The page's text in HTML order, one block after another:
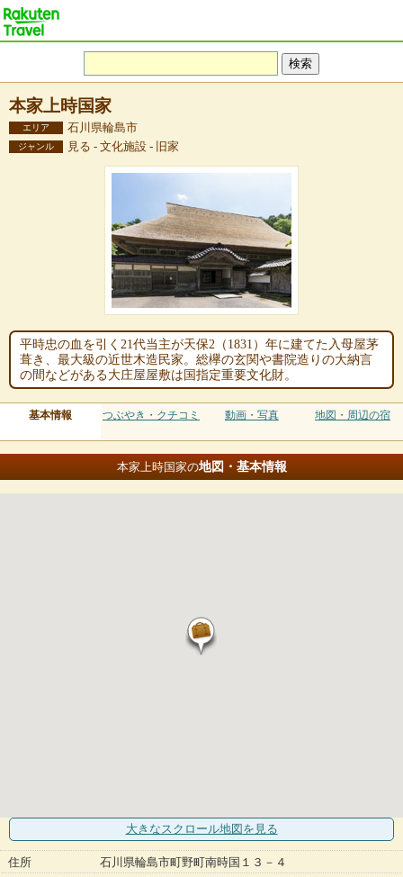
本家上時国家
エリア 石川県輪島市
ジャンル 見る - 文化施設 - 旧家
平時忠の血を引く21代当主が天保2（1831）年に建てた入母屋茅
葺き、最大級の近世木造民家。総欅の玄関や書院造りの大納言
の間などがある大庄屋屋敷は国指定重要文化財。
基本情報 つぶやき・クチコミ 動画・写真 地図・周辺の宿
本家上時国家の地図・基本情報
大きなスクロール地図 を見る
住所
石川県輪島市町野町南時国１３－４